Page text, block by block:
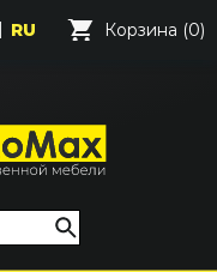
RU Корзина (0)